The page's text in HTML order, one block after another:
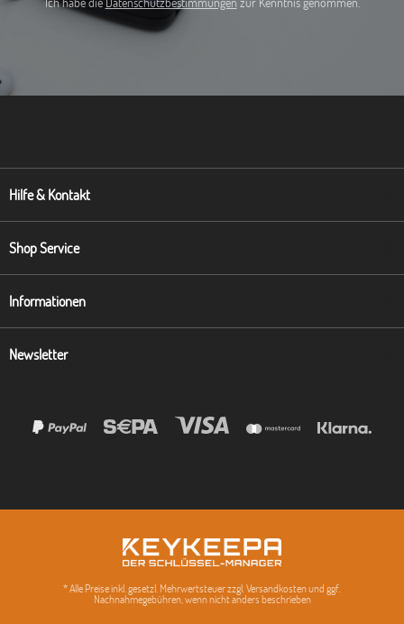
Hilfe & Kontakt
Shop Service
Informationen
Newsletter
* Alle Preise inkl. gesetzl. Mehrwertsteuer zzgl. Versandkosten und ggf.
Nachnahmegebühren, wenn nicht anders beschrieben